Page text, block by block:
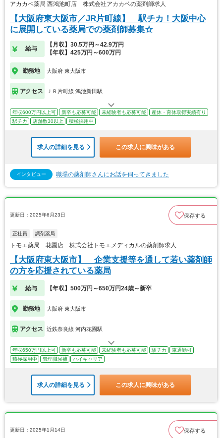
アカカベ薬局 西鴻池町店 株式会社アカカベの薬剤師求人
【大阪府東大阪市／JR片町線】 駅チカ！大阪中心
に展開している薬局での薬剤師募集☆
給与
【月収】30.5万円～42.9万円
【年収】425万円～600万円
勤務地 大阪府 東大阪市
アクセス ＪＲ片町線 鴻池新田駅
年収600万円以上可 新卒も応募可能 未経験者も応募可能
産休・育休取得実績有り
駅チカ
店舗数30以上 積極採用中
求人の詳細を見る この求人に興味がある
インタビュー 職場の薬剤師さんにお話を伺ってきました
更新日：2025年6月23日 保存する
正社員 調剤薬局
トモエ薬局 花園店 株式会社トモエメディカルの薬剤師求人
【大阪府東大阪市】 企業支援等を通して若い薬剤師
の方を応援されている薬局
給与 【年収】500万円～650万円24歳～新卒
勤務地 大阪府 東大阪市
アクセス 近鉄奈良線 河内花園駅
年収650万円以上可 新卒も応募可能 未経験者も応募可能 駅チカ
車通勤可
積極採用中
管理職候補 ハイキャリア
求人の詳細を見る この求人に興味がある
更新日：2025年1月14日 保存する